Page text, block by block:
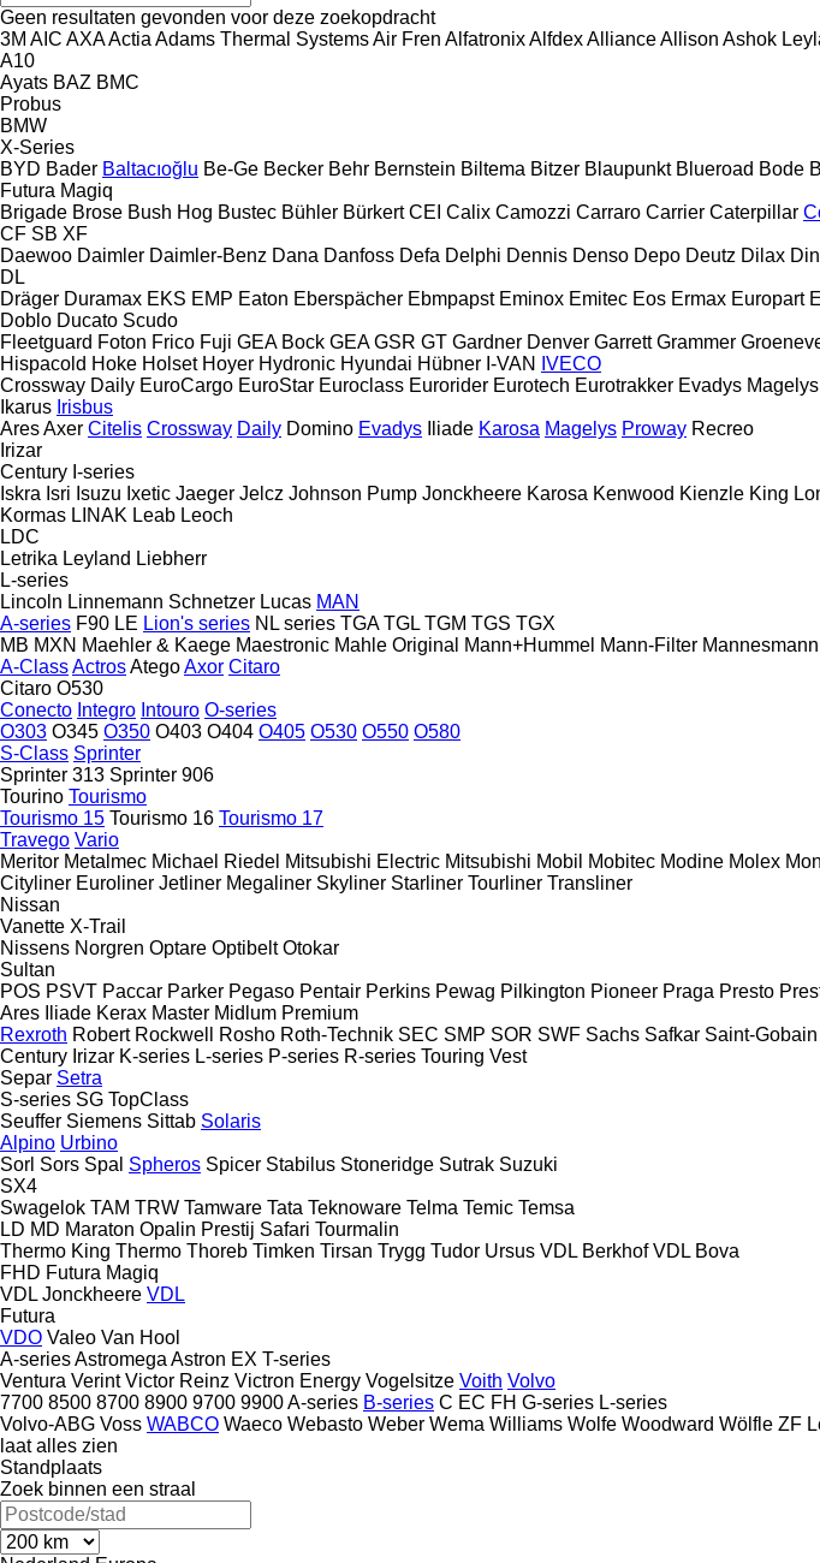
Geen resultaten gevonden voor deze zoekopdracht
3M AIC AXAActia Adams Thermal SystemsAir Fren AlfatronixAlfdexAllianceAllison Ashok
A10
Ayats BAZ BMC
Probus
BMW
X-Series
BYD Bader Baltacıoğlu Be-Ge Becker Behr Bernstein Biltema Bitzer Blaupunkt Blueroad Bode
Futura Magiq
Brigade Brose Bush Hog Bustec Bühler Bürkert CEI Calix Camozzi Carraro Carrier Caterpillar
CF SB XF
Daewoo Daimler Daimler-Benz Dana Danfoss Defa Delphi Dennis Denso Depo Deutz Dilax
DL
Dräger Duramax EKS EMP Eaton Eberspächer Ebmpapst Eminox Emitec Eos Ermax Europart
Doblo Ducato Scudo
Fleetguard Foton Frico Fuji GEA Bock GEA GSR GT Gardner Denver Garrett Grammer
Hispacold Hoke Holset Hoyer Hydronic Hyundai Hübner I-VAN
IVECO
Crossway Daily EuroCargo EuroStar Euroclass Eurorider Eurotech Eurotrakker Evadys Magelys
Ikarus Irisbus
AresAxer Citelis Crossway Daily Domino Evadys Iliade Karosa Magelys Proway Recreo
Irizar
Century I-series
Iskra Isri Isuzu Ixetic Jaeger Jelcz Johnson Pump Jonckheere Karosa Kenwood Kienzle King
Kormas LINAK Leab Leoch
LDC
Letrika Leyland Liebherr
L-series
Lincoln Linnemann Schnetzer Lucas MAN
A-series F90 LE Lion's series NL series TGA TGL TGM TGS TGX
MB MXN Maehler & Kaege Maestronic Mahle Original Mann+Hummel Mann-Filter Mannesmann
A-ClassActrosAtegoAxor Citaro
Citaro O530
Conecto Integro Intouro O-series
O303 O345 O350 O403 O404 O405 O530 O550 O580
S-Class Sprinter
Sprinter 313 Sprinter 906
Tourino Tourismo
Tourismo 15 Tourismo 16 Tourismo 17
Travego Vario
Meritor Metalmec Michael Riedel Mitsubishi Electric Mitsubishi Mobil Mobitec Modine Molex
Cityliner Euroliner Jetliner Megaliner Skyliner Starliner Tourliner Transliner
Nissan
Vanette X-Trail
Nissens Norgren Optare Optibelt Otokar
Sultan
POS PSVT Paccar Parker Pegaso Pentair Perkins Pewag Pilkington Pioneer Praga Presto
Ares
Iliade Kerax Master Midlum Premium
Rexroth Robert Rockwell Rosho Roth-Technik SEC SMP SOR SWF Sachs Safkar Saint-Gobain
Century Irizar K-series L-series P-series R-series Touring Vest
Separ Setra
S-series SG TopClass
Seuffer Siemens Sittab Solaris
Alpino Urbino
Sorl Sors Spal Spheros Spicer Stabilus Stoneridge Sutrak Suzuki
SX4
Swagelok TAM TRW Tamware Tata Teknoware Telma Temic Temsa
LD MD Maraton Opalin Prestij Safari Tourmalin
Thermo King Thermo Thoreb Timken Tirsan Trygg Tudor Ursus VDL Berkhof VDL Bova
FHD Futura Magiq
VDL Jonckheere VDL
Futura
VDO Valeo Van Hool
A-seriesAstromega Astron EX T-series
Ventura Verint Victor Reinz Victron Energy Vogelsitze Voith Volvo
7700 8500 8700 8900 9700 9900A-series B-series C EC FH G-series L-series
Volvo-ABG Voss WABCO Waeco Webasto Weber Wema Williams Wolfe Woodward Wölfle ZF
laat alles zien
Standplaats
Zoek binnen een straal